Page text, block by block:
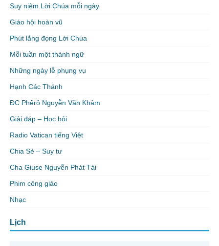
Suy niệm Lời Chúa mỗi ngày
Giáo hội hoàn vũ
Phút lắng đọng Lời Chúa
Mỗi tuần một thành ngữ
Những ngày lễ phụng vụ
Hạnh Các Thánh
ĐC Phêrô Nguyễn Văn Khảm
Giải đáp – Học hỏi
Radio Vatican tiếng Việt
Chia Sẻ – Suy tư
Cha Giuse Nguyễn Phát Tài
Phim công giáo
Nhạc
Lịch